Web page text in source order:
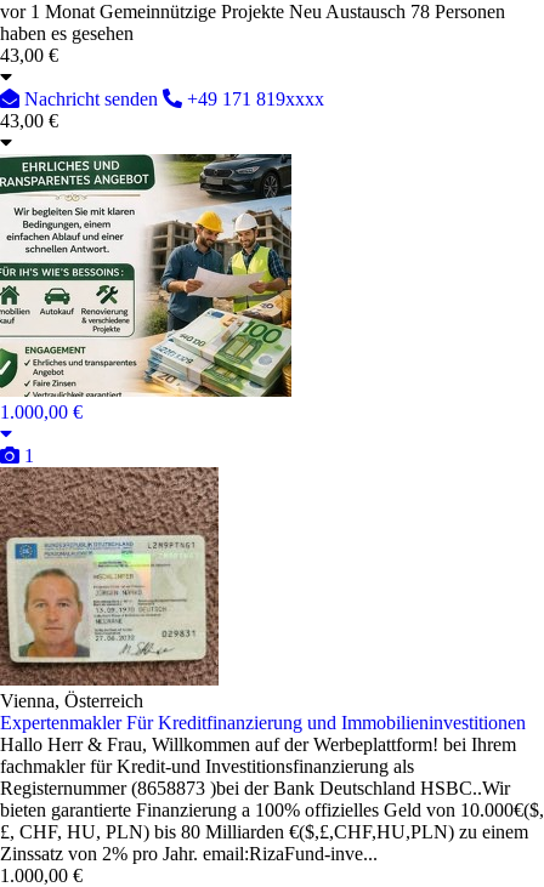
vor 1 Monat Gemeinnützige Projekte Neu Austausch 78 Personen
haben es gesehen
43,00 €
Nachricht senden
+49 171 819xxxx
43,00 €
1.000,00 €
1
Vienna, Österreich
Expertenmakler Für Kreditfinanzierung und Immobilieninvestitionen
Hallo Herr & Frau, Willkommen auf der Werbeplattform! bei Ihrem
fachmakler für Kredit-und Investitionsfinanzierung als
Registernummer (8658873 )bei der Bank Deutschland HSBC..Wir
bieten garantierte Finanzierung a 100% offizielles Geld von 10.000€($,
£, CHF, HU, PLN) bis 80 Milliarden €($,£,CHF,HU,PLN) zu einem
Zinssatz von 2% pro Jahr. email:RizaFund-inve...
1.000,00 €